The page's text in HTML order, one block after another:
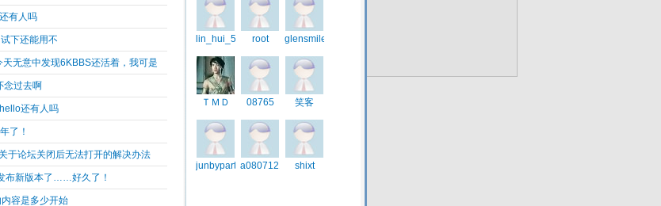
是 否
记住我的登录状态
Total 0.014872(s) query 3, Time now is:2026-08-09 15:18
Powered by